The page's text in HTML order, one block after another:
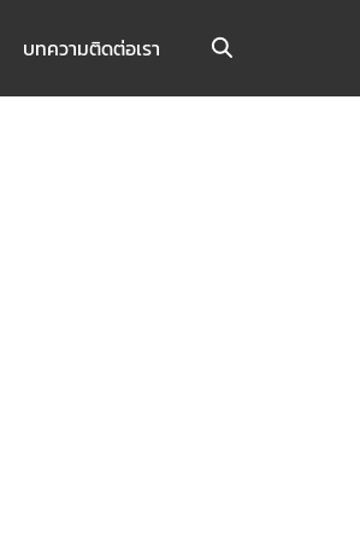
บทความติดต่อเรา